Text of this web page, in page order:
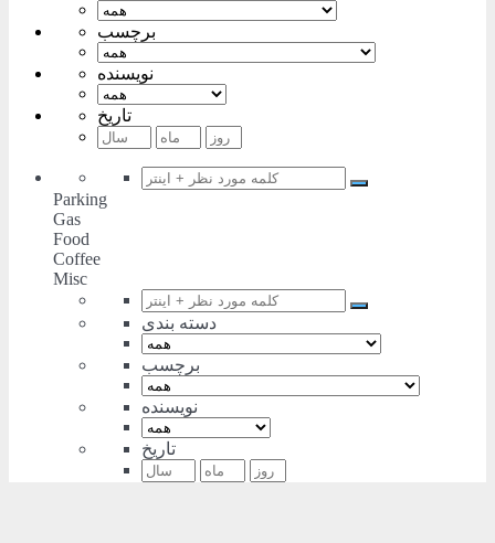
برچسب
نویسنده
تاریخ
Parking
Gas
Food
Coffee
Misc
دسته بندی
برچسب
نویسنده
تاریخ